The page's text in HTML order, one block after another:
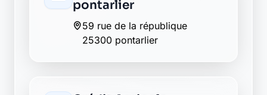
33 rue de la liberation
25300 pontarlier